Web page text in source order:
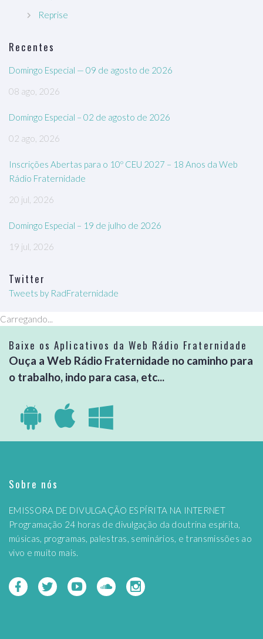
Reprise
Recentes
Domingo Especial — 09 de agosto de 2026
08 ago, 2026
Domingo Especial – 02 de agosto de 2026
02 ago, 2026
Inscrições Abertas para o 10º CEU 2027 – 18 Anos da Web
Rádio Fraternidade
20 jul, 2026
Domingo Especial – 19 de julho de 2026
19 jul, 2026
Twitter
Tweets by RadFraternidade
Carregando...
Baixe os Aplicativos da Web Rádio Fraternidade
Ouça a Web Rádio Fraternidade no caminho para
o trabalho, indo para casa, etc...
Sobre nós
EMISSORA DE DIVULGAÇÃO ESPÍRITA NA INTERNET
Programação 24 horas de divulgação da doutrina espírita,
músicas, programas, palestras, seminários, e transmissões ao
vivo e muito mais.